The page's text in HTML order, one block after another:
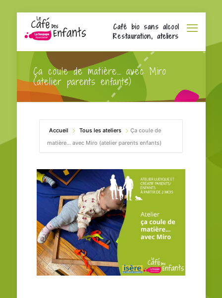
Café bio sans alcool
Restauration, ateliers
Ça coule de matière… avec Miro
(atelier parents enfants)
Accueil Tous les ateliers
Ça coule de
matière… avec Miro (atelier parents enfants)